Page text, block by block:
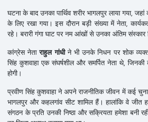
घटना के बाद उनका पार्थिव शरीर भागलपुर लाया गया,
के लिए रखा गया। इस दौरान बड़ी संख्या में नेता,
रहे। बरारी गंगा घाट पर नम आंखों से उनका अंतिम संस्कार
कांग्रेस नेताराहुल गांधीने भी उनके निधन पर शोक
सिंह कुशवाहा एक संघर्षशील और समर्पित नेता थे, जिनकी
होगी।
प्रवीण सिंह कुशवाहा ने अपने राजनीतिक जीवन में कई
भागलपुर और कहलगांव सीट शामिल हैं। हालांकि वे जीत
संगठन के प्रति उनकी निष्ठा और सक्रियता हमेशा बनी